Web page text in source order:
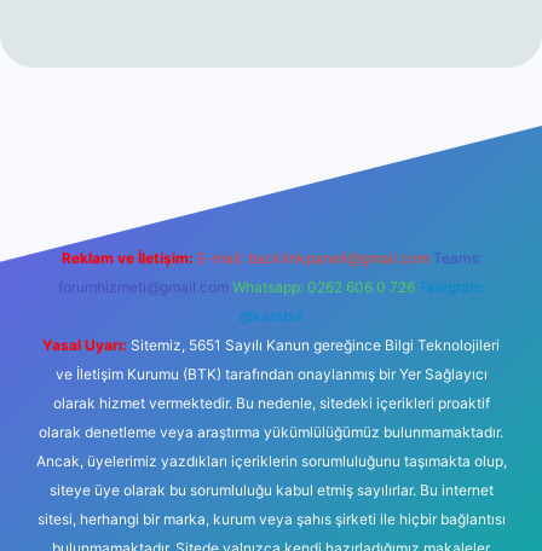
Reklam ve İletişim: E-mail: backlinkpaneli@gmail.com Teams:
forumhizmeti@gmail.com Whatsapp: 0262 606 0 726 Telegram:
@karabul
Yasal Uyarı: Sitemiz, 5651 Sayılı Kanun gereğince Bilgi Teknolojileri
ve İletişim Kurumu (BTK) tarafından onaylanmış bir Yer Sağlayıcı
olarak hizmet vermektedir. Bu nedenle, sitedeki içerikleri proaktif
olarak denetleme veya araştırma yükümlülüğümüz bulunmamaktadır.
Ancak, üyelerimiz yazdıkları içeriklerin sorumluluğunu taşımakta olup,
siteye üye olarak bu sorumluluğu kabul etmiş sayılırlar. Bu internet
sitesi, herhangi bir marka, kurum veya şahıs şirketi ile hiçbir bağlantısı